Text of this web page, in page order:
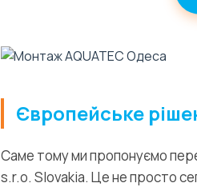
Європейське
Саме тому ми пропонуємо
s.r.o. Slovakia. Це не просто